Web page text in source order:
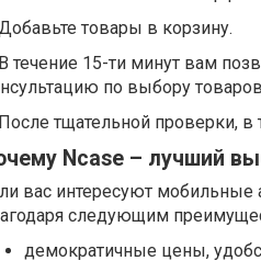
товары в корзину.
течение 15-ти минут вам
по выбору
тщательной проверки, в
Ncase – лучший
вас интересуют
следующим
демократичные цены,